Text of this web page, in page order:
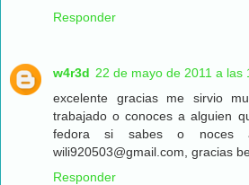
Responder
w4r3d 22 de mayo de 2011 a las
excelente gracias me sirvio
trabajado o conoces a alguien
fedora si sabes o noces
wili920503@gmail.com, gracias
Responder